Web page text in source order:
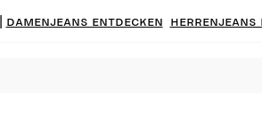
Damenjeans entdecken Herrenjeans